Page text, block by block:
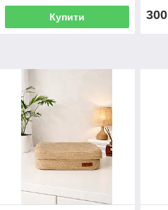
Купити 300